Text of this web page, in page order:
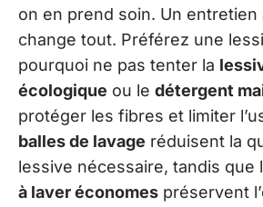
on en prend soin. Un
change tout. Préférez une
pourquoi ne pas tenter la
écologique ou le détergent
protéger les fibres et limiter
balles de lavage réduisent la
lessive nécessaire, tandis que
à laver économes préservent